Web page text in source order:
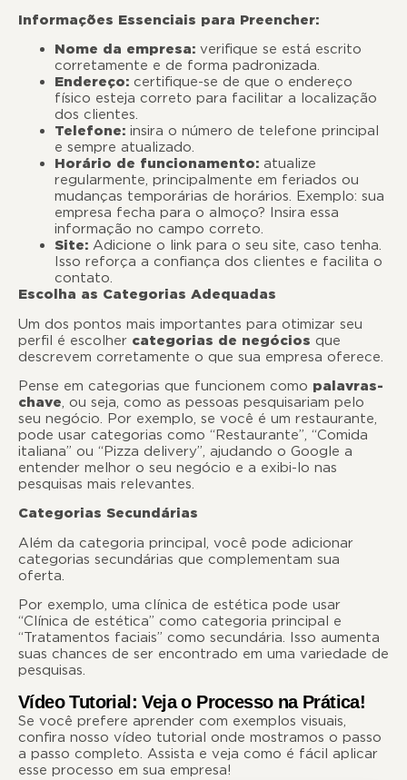
Informações Essenciais para Preencher:
Nome da empresa: verifique se está escrito
corretamente e de forma padronizada.
Endereço: certifique-se de que o endereço
físico esteja correto para facilitar a localização
dos clientes.
Telefone: insira o número de telefone principal
e sempre atualizado.
Horário de funcionamento: atualize
regularmente, principalmente em feriados ou
mudanças temporárias de horários. Exemplo: sua
empresa fecha para o almoço? Insira essa
informação no campo correto.
Site: Adicione o link para o seu site, caso tenha.
Isso reforça a confiança dos clientes e facilita o
contato.
Escolha as Categorias Adequadas
Um dos pontos mais importantes para otimizar seu
perfil é escolher categorias de negócios que
descrevem corretamente o que sua empresa oferece.
Pense em categorias que funcionem como palavras-
chave, ou seja, como as pessoas pesquisariam pelo
seu negócio. Por exemplo, se você é um restaurante,
pode usar categorias como “Restaurante”, “Comida
italiana” ou “Pizza delivery”, ajudando o Google a
entender melhor o seu negócio e a exibi-lo nas
pesquisas mais relevantes.
Categorias Secundárias
Além da categoria principal, você pode adicionar
categorias secundárias que complementam sua
oferta.
Por exemplo, uma clínica de estética pode usar
“Clínica de estética” como categoria principal e
“Tratamentos faciais” como secundária. Isso aumenta
suas chances de ser encontrado em uma variedade de
pesquisas.
Vídeo Tutorial: Veja o Processo na Prática!
Se você prefere aprender com exemplos visuais,
confira nosso vídeo tutorial onde mostramos o passo
a passo completo. Assista e veja como é fácil aplicar
esse processo em sua empresa!